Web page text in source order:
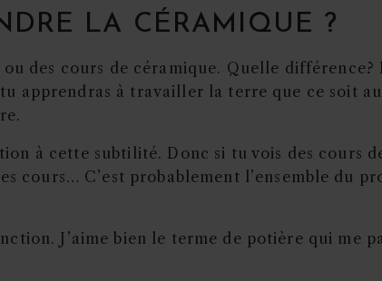
LA CÉRAMIQUE ?
des cours de céramique. Quelle
apprendras à travailler la terre que ce soit
à cette subtilité. Donc si tu vois des cours
cours… C’est probablement l’ensemble du
J’aime bien le terme de potière qui me